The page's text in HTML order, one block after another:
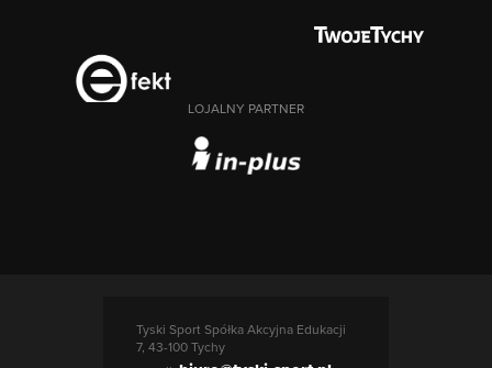
LOJALNY PARTNER
Tyski Sport Spółka Akcyjna Edukacji
7, 43-100 Tychy